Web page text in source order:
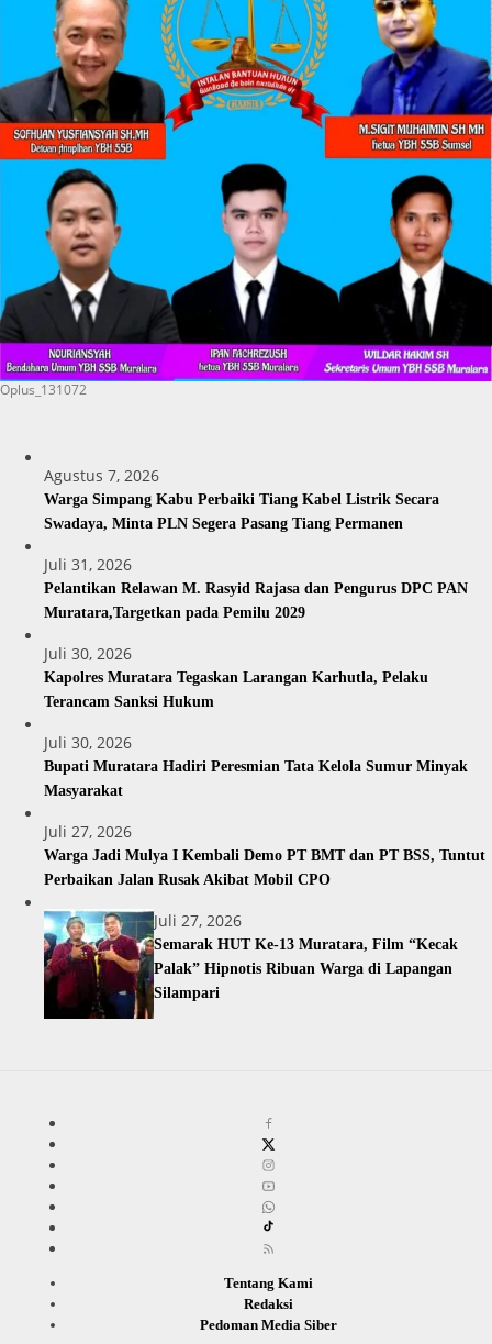
Oplus_131072
Agustus 7, 2026
Warga Simpang Kabu Perbaiki Tiang Kabel Listrik Secara
Swadaya, Minta PLN Segera Pasang Tiang Permanen
Juli 31, 2026
Pelantikan Relawan M. Rasyid Rajasa dan Pengurus DPC PAN
Muratara,Targetkan pada Pemilu 2029
Juli 30, 2026
Kapolres Muratara Tegaskan Larangan Karhutla, Pelaku
Terancam Sanksi Hukum
Juli 30, 2026
Bupati Muratara Hadiri Peresmian Tata Kelola Sumur Minyak
Masyarakat
Juli 27, 2026
Warga Jadi Mulya I Kembali Demo PT BMT dan PT BSS, Tuntut
Perbaikan Jalan Rusak Akibat Mobil CPO
Juli 27, 2026
Semarak HUT Ke-13 Muratara, Film “Kecak
Palak” Hipnotis Ribuan Warga di Lapangan
Silampari
Tentang Kami
Redaksi
Pedoman Media Siber